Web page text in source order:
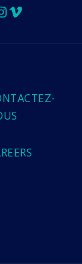
Vimeo